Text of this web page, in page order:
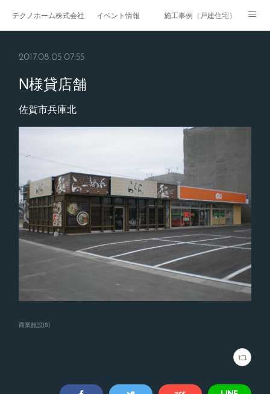
テクノホーム株式会社 イベント情報 施工事例（戸建住宅）
施工事例（公共工事）
2017.08.05 07:55
N様貸店舗
佐賀市兵庫北
商業施設(8)